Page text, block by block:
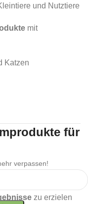
und Nutztiere
mit
Katzen
für
geprüft und
zu erzielen
verpassen!